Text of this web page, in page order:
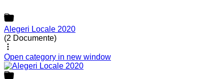
Alegeri Locale 2020
(2 Documente)
Open category in new window